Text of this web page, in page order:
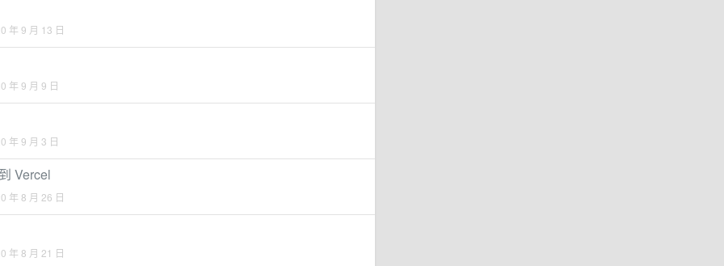
年 9 月 13 日
年 9 月 9 日
年 9 月 3 日
Vercel
年 8 月 26 日
年 8 月 21 日